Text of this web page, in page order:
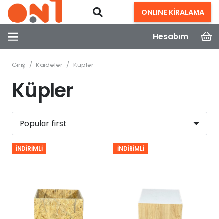
ONLINE KİRALAMA
Hesabım
Giriş / Kaideler / Küpler
Küpler
İNDIRIMLI İNDIRIMLI